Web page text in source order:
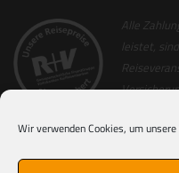
Wir verwenden Cookies, um
Alle
leistet,
erhaltet Ihr